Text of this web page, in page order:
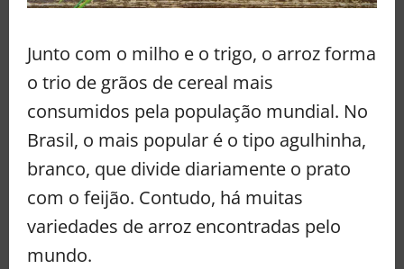
Junto com o milho e o trigo, o arroz forma
o trio de grãos de cereal mais
consumidos pela população mundial. No
Brasil, o mais popular é o tipo agulhinha,
branco, que divide diariamente o prato
com o feijão. Contudo, há muitas
variedades de arroz encontradas pelo
mundo.